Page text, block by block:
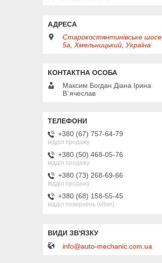
Старокостянтинівське шосе,
5а, Хмельницький, Україна
Максим Богдан Діана Ірина
В`ячеслав
+380 (67) 757-64-79
відділ продажу
+380 (50) 468-05-76
відділ продажу
+380 (73) 268-69-66
відділ продажу
+380 (68) 158-55-45
відділ повернень (viber)
info@auto-mechanic.com.ua